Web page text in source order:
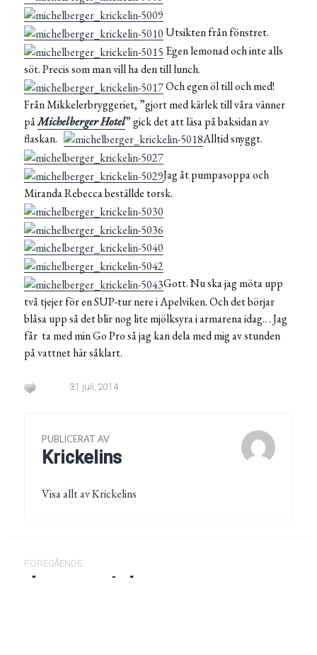
Utsikten från fönstret.
Egen lemonad och inte alls
söt. Precis som man vill ha den till lunch.
Och egen öl till och med!
Från Mikkelerbryggeriet, ”gjort med kärlek till våra vänner
påMichelberger Hotel” gick det att läsa på baksidan av
flaskan.
Alltid snyggt.
Jag åt pumpasoppa och
Miranda Rebecca beställde torsk.
Gott. Nu ska jag möta upp
två tjejer för en SUP-tur nere i Apelviken. Och det börjar
blåsa upp så det blir nog lite mjölksyra i armarena idag.. . Jag
får ta med min Go Pro så jag kan dela med mig av stunden
på vattnet här såklart.
31 juli, 2014
PUBLICERAT AV
Krickelins
Visa allt av Krickelins
FÖREGÅENDE
Föregående
dreamcatcher